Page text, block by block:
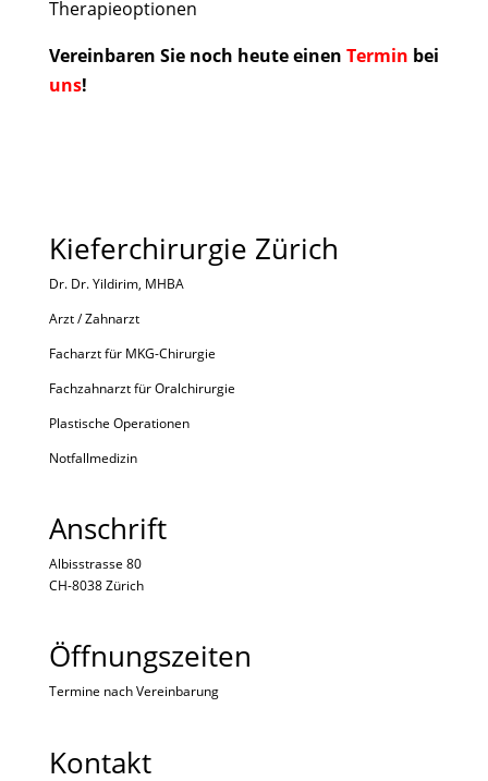
Therapieoptionen
Vereinbaren Sie noch heute einen Termin bei
uns!
Kieferchirurgie Zürich
Dr. Dr. Yildirim, MHBA
Arzt / Zahnarzt
Facharzt für MKG-Chirurgie
Fachzahnarzt für Oralchirurgie
Plastische Operationen
Notfallmedizin
Anschrift
Albisstrasse 80
CH-8038 Zürich
Öffnungszeiten
Termine nach Vereinbarung
Kontakt